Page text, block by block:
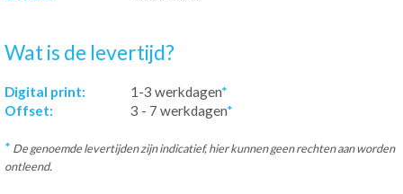
Wat is de levertijd?
Digital print: 1-3 werkdagen*
Offset:
3 - 7 werkdagen*
* De genoemde levertijden zijn indicatief, hier kunnen geen rechten aan worden
ontleend.